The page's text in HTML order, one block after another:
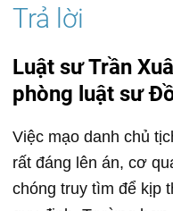
Luật sư Trần
phòng luật sư
Việc mạo danh chủ
rất đáng lên án, cơ
chóng truy tìm để kịp